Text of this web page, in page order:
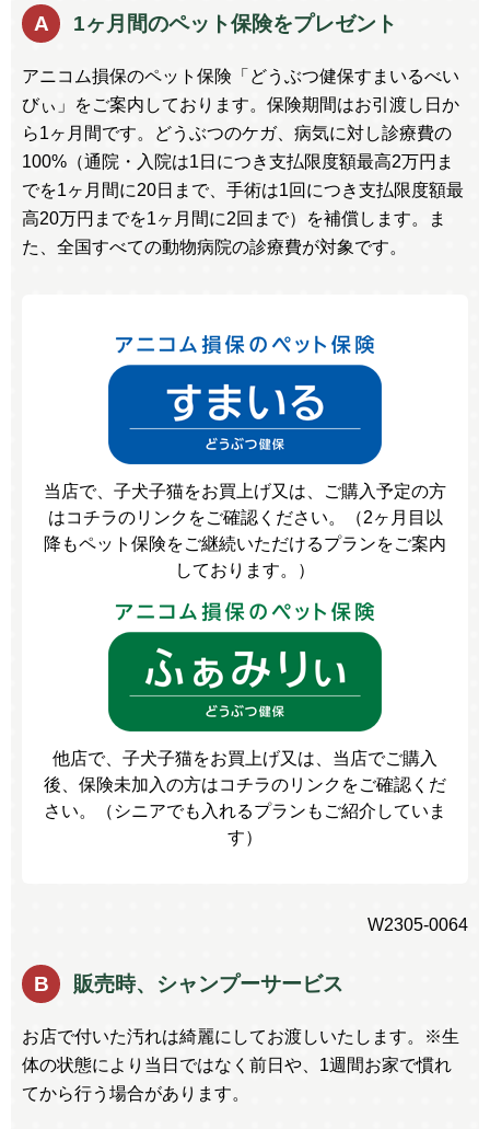
A 1ヶ月間のペット保険をプレゼント
アニコム損保のペット保険「どうぶつ健保すまいるべい
びぃ」をご案内しております。保険期間はお引渡し日か
ら1ヶ月間です。どうぶつのケガ、病気に対し診療費の
100%（通院・入院は1日につき支払限度額最高2万円ま
でを1ヶ月間に20日まで、手術は1回につき支払限度額最
高20万円までを1ヶ月間に2回まで）を補償します。ま
た、全国すべての動物病院の診療費が対象です。
当店で、子犬子猫をお買上げ又は、ご購入予定の方
はコチラのリンクをご確認ください。（2ヶ月目以
降もペット保険をご継続いただけるプランをご案内
しております。）
他店で、子犬子猫をお買上げ又は、当店でご購入
後、保険未加入の方はコチラのリンクをご確認くだ
さい。（シニアでも入れるプランもご紹介していま
す）
W2305-0064
B 販売時、シャンプーサービス
お店で付いた汚れは綺麗にしてお渡しいたします。※生
体の状態により当日ではなく前日や、1週間お家で慣れ
てから行う場合があります。